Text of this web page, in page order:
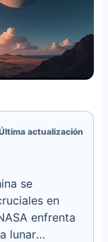
actualización
se
en
enfrenta
lunar